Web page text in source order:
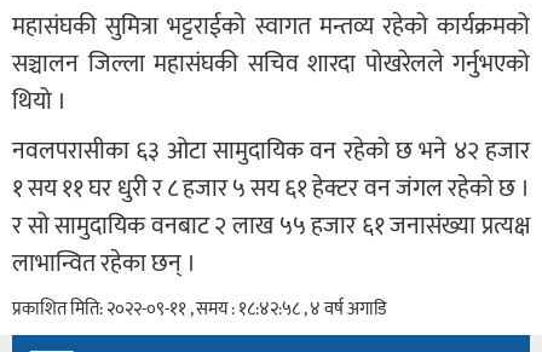
महासंघकी सुमित्रा भट्टराईको स्वागत मन्तव्य रहेको कार्यक्रमको
सञ्चालन जिल्ला महासंघकी सचिव शारदा पोखरेलले गर्नुभएको
थियो ।
नवलपरासीका ६३ ओटा सामुदायिक वन रहेको छ भने ४२ हजार
१ सय ११ घर धुरी र ८ हजार ५ सय ६१ हेक्टर वन जंगल रहेको छ ।
र सो सामुदायिक वनबाट २ लाख ५५ हजार ६१ जनासंख्या प्रत्यक्ष
लाभान्वित रहेका छन् ।
प्रकाशित मिति: २०२२-०९-११ , समय : १८:४२:५८ , ४ वर्ष अगाडि